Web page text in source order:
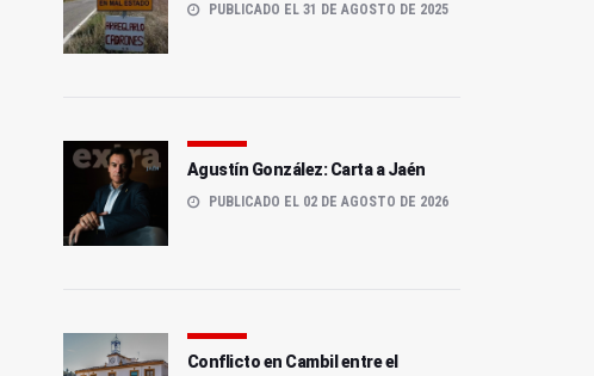
PUBLICADO EL 31 DE AGOSTO DE 2025
Agustín González: Carta a Jaén
PUBLICADO EL 02 DE AGOSTO DE 2026
Conflicto en Cambil entre el